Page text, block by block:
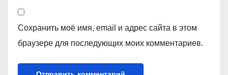
Сохранить моё имя, email и адрес сайта в этом
браузере для последующих моих комментариев.